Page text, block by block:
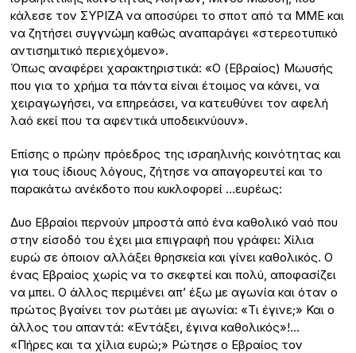
κάλεσε τον ΣΥΡΙΖΑ να αποσύρει το σποτ από τα ΜΜΕ και
να ζητήσει συγγνώμη καθώς αναπαράγει «στερεοτυπικό
αντισημιτικό περιεχόμενο».
Όπως αναφέρει χαρακτηριστικά: «Ο (Εβραίος) Μωυσής
που για το χρήμα τα πάντα είναι έτοιμος να κάνει, να
χειραγωγήσει, να επηρεάσει, να κατευθύνει τον αφελή
λαό εκεί που τα αφεντικά υποδεικνύουν».
Επίσης ο πρώην πρόεδρος της ισραηλινής κοινότητας και
για τους ίδιους λόγους, ζήτησε να απαγορευτεί και το
παρακάτω ανέκδοτο που κυκλοφορεί …ευρέως:
Δυο Εβραίοι περνούν μπροστά από ένα καθολικό ναό που
στην είσοδό του έχει μια επιγραφή που γράφει: Χίλια
ευρώ σε όποιον αλλάξει θρησκεία και γίνει καθολικός. Ο
ένας Εβραίος χωρίς να το σκεφτεί και πολύ, αποφασίζει
να μπει. Ο άλλος περιμένει απ’ έξω με αγωνία και όταν ο
πρώτος βγαίνει τον ρωτάει με αγωνία: «Τι έγινε;» Και ο
άλλος του απαντά: «Εντάξει, έγινα καθολικός»!…
«Πήρες και τα χίλια ευρώ;» Ρώτησε ο Εβραίος τον